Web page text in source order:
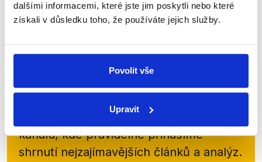
dalšími informacemi, které jste jim poskytli nebo které
získali v důsledku toho, že používáte jejich služby.
Povolit vše
Upravit
Číst dál
Zůstaňme v kontaktu
newsletteru nebowhatsappového
kanálu, kde pravidelně přinášíme
shrnutí nejzajímavějších článků a analýz.